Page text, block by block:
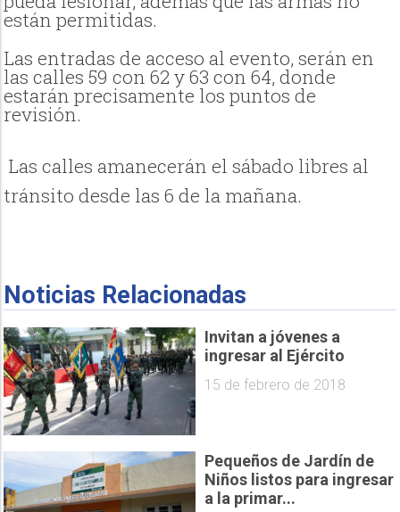
están permitidas.
Las entradas de acceso al evento, serán en
las calles 59 con 62 y 63 con 64, donde
estarán precisamente los puntos de
revisión.
Las calles amanecerán el sábado libres al
tránsito desde las 6 de la mañana.
Noticias Relacionadas
Invitan a jóvenes a
ingresar al Ejército
15 de febrero de 2018
Pequeños de Jardín de
Niños listos para ingresar
a la primar...